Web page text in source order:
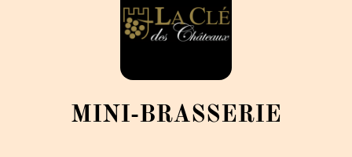
MINI-BRASSERIE